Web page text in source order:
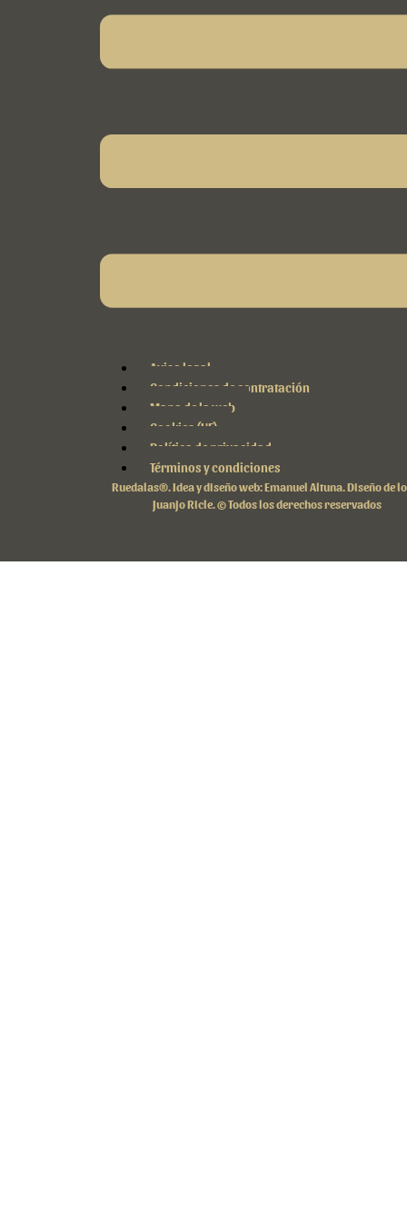
Aviso legal
Condiciones de contratación
Mapa de la web
Cookies (UE)
Política de privacidad
Términos y condiciones
Ruedalas®. Idea y diseño web: Emanuel Altuna. Diseño de
Juanjo Ricle. © Todos los derechos reservados